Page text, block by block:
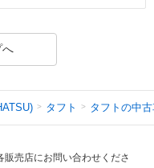
へ
タフト タフトの中
売店にお問い合わせくださ